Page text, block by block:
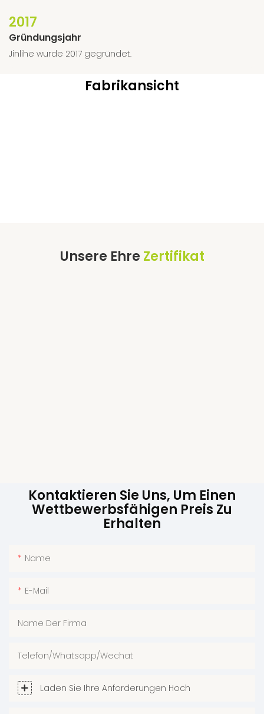
2017
Gründungsjahr
︎Jinlihe wurde 2017 gegründet.
Fabrikansicht
Unsere Ehre Zertifikat
Kontaktieren Sie Uns, Um Einen
Wettbewerbsfähigen Preis Zu
Erhalten
Name
E-Mail
Name Der Firma
Telefon/Whatsapp/Wechat
Laden Sie Ihre Anforderungen Hoch